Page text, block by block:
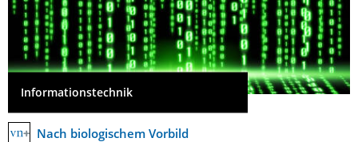
Informationstechnik
Nach biologischem Vorbild